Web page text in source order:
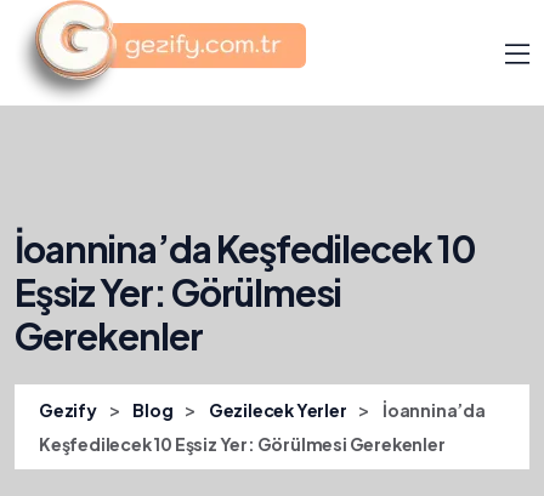
İoannina’da Keşfedilecek 10
Eşsiz Yer: Görülmesi
Gerekenler
Gezify > Blog > Gezilecek Yerler >
İoannina’da
Keşfedilecek 10 Eşsiz Yer: Görülmesi Gerekenler